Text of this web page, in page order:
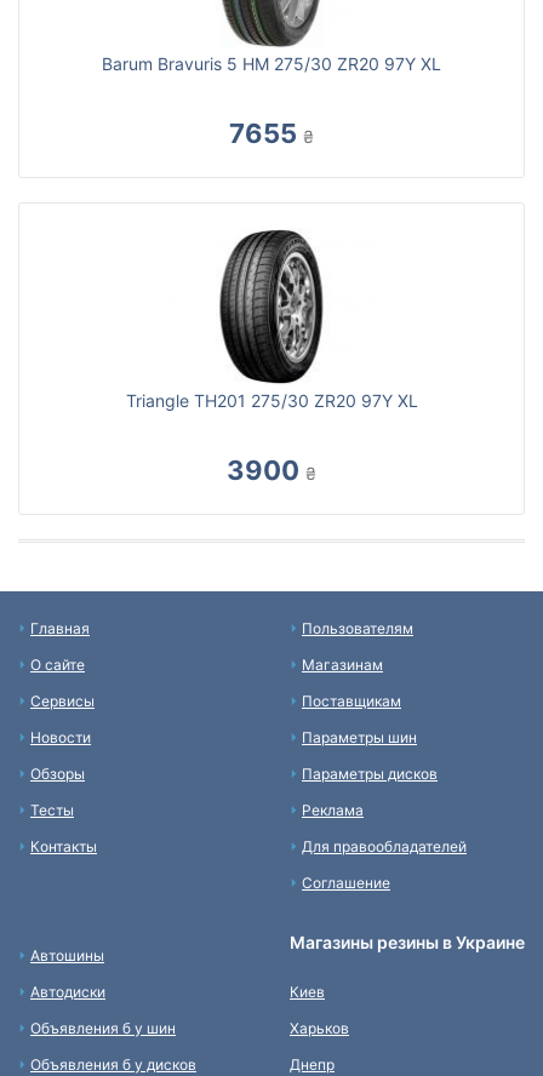
Barum Bravuris 5 HM 275/30 ZR20 97Y XL
7655 ₴
Triangle TH201 275/30 ZR20 97Y XL
3900 ₴
Главная
О сайте
Сервисы
Новости
Обзоры
Тесты
Контакты
Пользователям
Магазинам
Поставщикам
Параметры шин
Параметры дисков
Реклама
Для правообладателей
Соглашение
Автошины
Автодиски
Объявления б у шин
Объявления б у дисков
Магазины резины в Украине
Киев
Харьков
Днепр